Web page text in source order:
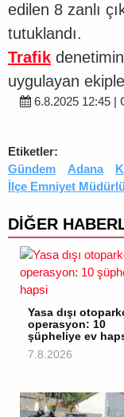
edilen 8 zanlı
tutuklandı.
Trafik
uygulayan
6.8.2025 12:45 |
Etiketler:
Gündem
Adana
İlçe Emniyet
DİĞER
Yasa dışı
operasyon: 10
şüpheliye ev
7.8.2026